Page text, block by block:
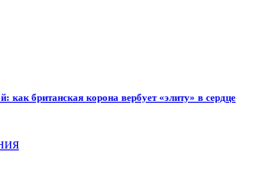
как британская корона вербует «элиту» в сердце